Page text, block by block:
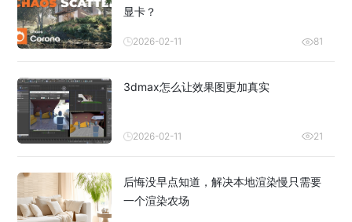
显卡？
2026-02-11 81
3dmax怎么让效果图更加真实
2026-02-11 21
后悔没早点知道，解决本地渲染慢只需要
一个渲染农场